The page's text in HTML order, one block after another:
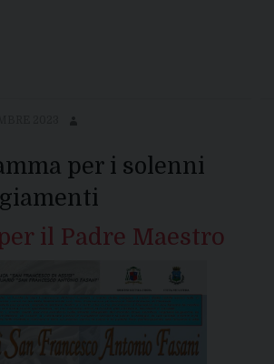
per i solenni
il Padre Maestro